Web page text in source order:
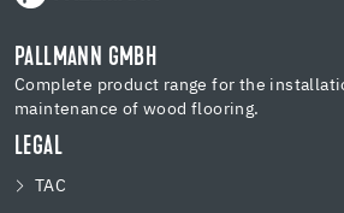
PALLMANN GMBH
Complete product range for the
maintenance of wood flooring.
LEGAL
TAC